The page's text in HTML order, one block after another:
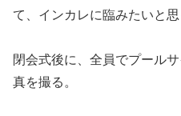
て、インカレに臨みたいと思
閉会式後に、全員でプール
真を撮る。